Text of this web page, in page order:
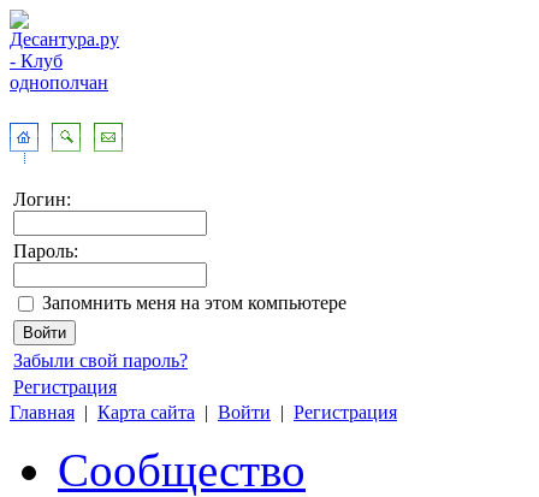
Логин:
Пароль:
Запомнить меня на этом компьютере
Забыли свой пароль?
Регистрация
Главная | Карта сайта | Войти | Регистрация
Сообщество